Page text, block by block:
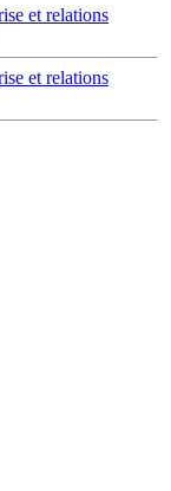
et relations
et relations